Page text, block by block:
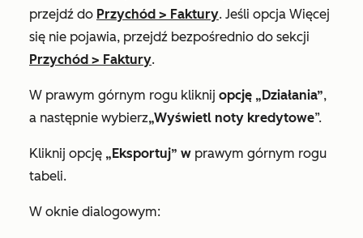
przejdź do Przychód > Faktury. Jeśli opcja Więcej
się nie pojawia, przejdź bezpośrednio do sekcji
Przychód > Faktury.
W prawym górnym rogu kliknij opcję „Działania”,
a następnie wybierz„Wyświetl noty kredytowe”.
Kliknij opcję „Eksportuj” w prawym górnym rogu
tabeli.
W oknie dialogowym: